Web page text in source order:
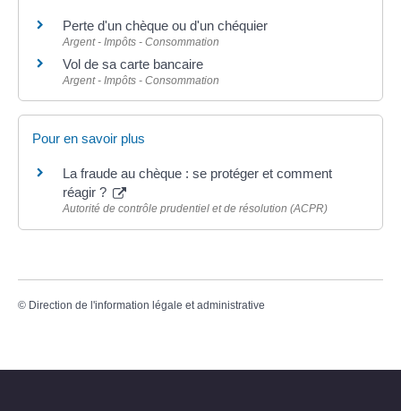
Perte d'un chèque ou d'un chéquier
Argent - Impôts - Consommation
Vol de sa carte bancaire
Argent - Impôts - Consommation
Pour en savoir plus
La fraude au chèque : se protéger et comment
réagir ?
Autorité de contrôle prudentiel et de résolution (ACPR)
© Direction de l'information légale et administrative